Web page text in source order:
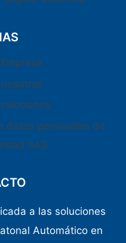
datos personales de
SAS
a las soluciones
Automático en